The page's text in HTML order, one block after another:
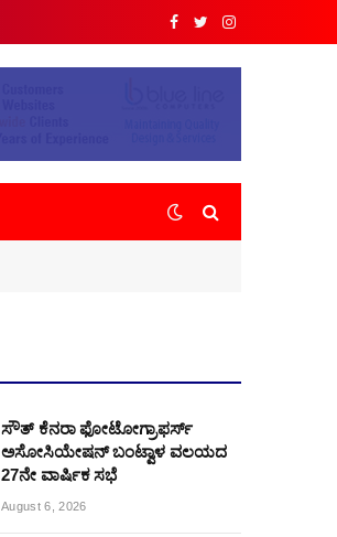
Facebook
TwitterInstagram
ಸೌತ್ ಕೆನರಾ ಫೋಟೋಗ್ರಾಫರ್ಸ್
ಅಸೋಸಿಯೇಷನ್ ಬಂಟ್ವಾಳ ವಲಯದ
27ನೇ ವಾರ್ಷಿಕ ಸಭೆ
August 6, 2026